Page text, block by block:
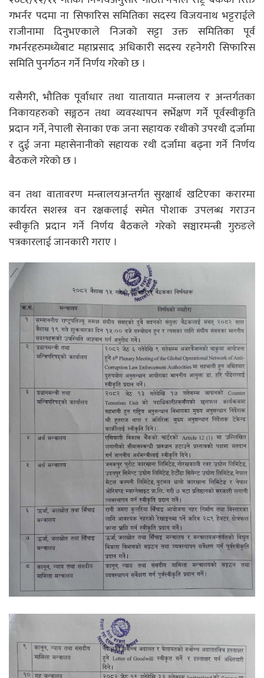
गभर्नर पदमा ना सिफारिस समितिका सदस्य विजयनाथ भट्टराईले
राजीनामा दिनुभएकाले निजको सट्टा उक्त समितिका पूर्व
गभर्नरहरुमध्येबाट महाप्रसाद अधिकारी सदस्य रहनेगरी सिफारिस
समिति पुनर्गठन गर्ने निर्णय गरेको छ ।
यसैगरी, भौतिक पूर्वाधार तथा यातायात मन्त्रालय र अन्तर्गतका
निकायहरुको सङ्गठन तथा व्यवस्थापन सर्भेक्षण गर्ने पूर्वस्वीकृति
प्रदान गर्ने, नेपाली सेनाका एक जना सहायक रथीको उपरथी दर्जामा
र दुई जना महासेनानीको सहायक रथी दर्जामा बढ्ना गर्ने निर्णय
बैठकले गरेको छ ।
वन तथा वातावरण मन्त्रालयअन्तर्गत सुरक्षार्थ खटिएका करारमा
कार्यरत सशस्त्र वन रक्षकलाई समेत पोशाक उपलब्ध गराउन
स्वीकृति प्रदान गर्ने निर्णय बैठकले गरेको सञ्चारमन्त्री गुरुङले
पत्रकारलाई जानकारी गराए ।